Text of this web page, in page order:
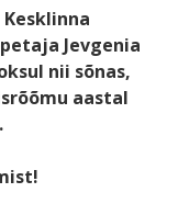
Jevgenia
nii sõnas,
aastal